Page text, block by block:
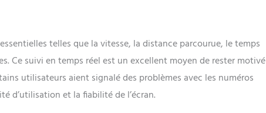
telles que la vitesse, la distance parcourue, le temps
Ce suivi en temps réel est un excellent moyen de rester motivé
utilisateurs aient signalé des problèmes avec les numéros
d’utilisation et la fiabilité de l’écran.